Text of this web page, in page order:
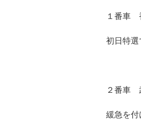
１番車
初日特選
２番車
緩急を付